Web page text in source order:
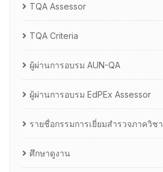
TQA Assessor
TQA Criteria
ผู้ผ่านการอบรม AUN-QA
ผู้ผ่านการอบรม EdPEx Assessor
รายชื่อกรรมการเยี่ยมสำรวจภาควิชา
ศึกษาดูงาน